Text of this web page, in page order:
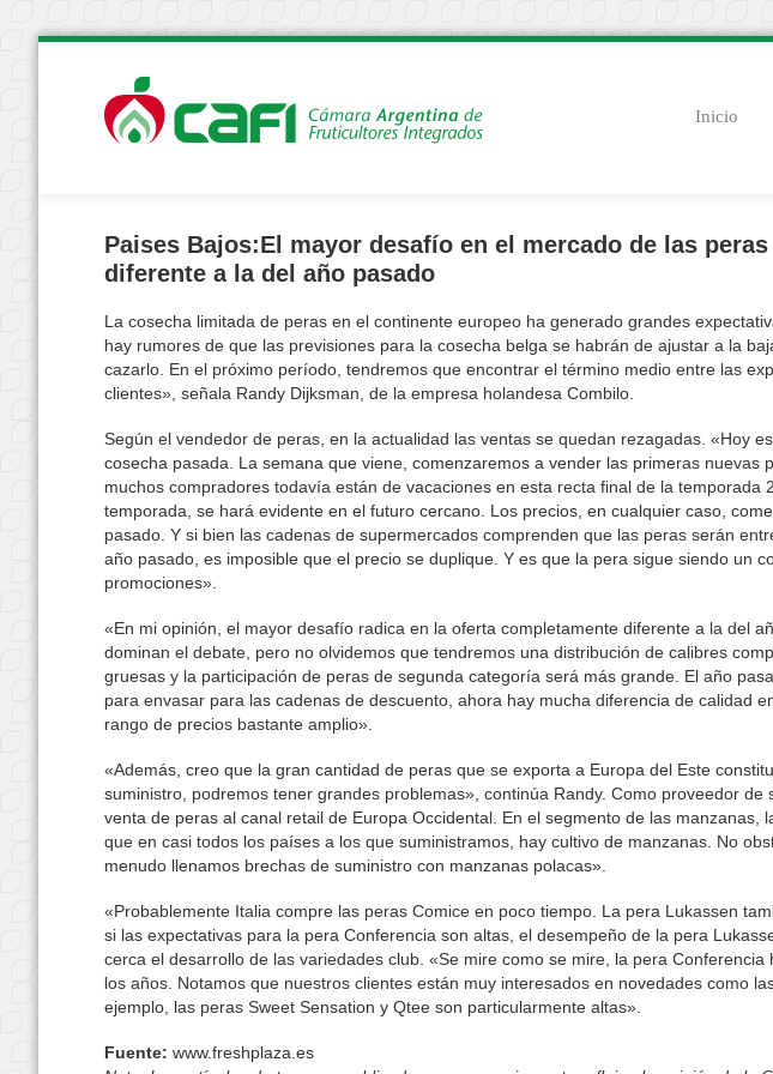
Inicio
Paises Bajos:El mayor desafío en el mercado de las
diferente a la del año pasado
La cosecha limitada de peras en el continente europeo ha generado grandes
hay rumores de que las previsiones para la cosecha belga se habrán de ajustar a la
cazarlo. En el próximo período, tendremos que encontrar el término medio entre las
clientes», señala Randy Dijksman, de la empresa holandesa Combilo.
Según el vendedor de peras, en la actualidad las ventas se quedan rezagadas. «Hoy
cosecha pasada. La semana que viene, comenzaremos a vender las primeras nuevas
muchos compradores todavía están de vacaciones en esta recta final de la temporada
temporada, se hará evidente en el futuro cercano. Los precios, en cualquier caso,
pasado. Y si bien las cadenas de supermercados comprenden que las peras serán
año pasado, es imposible que el precio se duplique. Y es que la pera sigue siendo un
promociones».
«En mi opinión, el mayor desafío radica en la oferta completamente diferente a la del
dominan el debate, pero no olvidemos que tendremos una distribución de calibres
gruesas y la participación de peras de segunda categoría será más grande. El año
para envasar para las cadenas de descuento, ahora hay mucha diferencia de calidad
rango de precios bastante amplio».
«Además, creo que la gran cantidad de peras que se exporta a Europa del Este
suministro, podremos tener grandes problemas», continúa Randy. Como proveedor de
venta de peras al canal retail de Europa Occidental. En el segmento de las manzanas,
que en casi todos los países a los que suministramos, hay cultivo de manzanas. No
menudo llenamos brechas de suministro con manzanas polacas».
«Probablemente Italia compre las peras Comice en poco tiempo. La pera Lukassen
si las expectativas para la pera Conferencia son altas, el desempeño de la pera
cerca el desarrollo de las variedades club. «Se mire como se mire, la pera
los años. Notamos que nuestros clientes están muy interesados en novedades como
ejemplo, las peras Sweet Sensation y Qtee son particularmente altas».
Fuente: www.freshplaza.es